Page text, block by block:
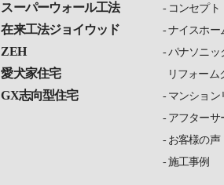
スーパーウォール工法
在来工法ジョイウッド
ZEH
愛犬家住宅
GX志向型住宅
コンセプト
ナイスホー
パナソニッ
リフォーム
マンション
アフターサ
お客様の声
施工事例